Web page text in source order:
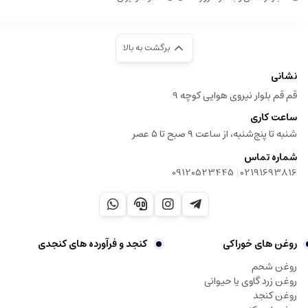
مزایای خرید از بازرگانی پرهیزکار:
کیفیت ثابت و خلوص تضمینی
بسته‌بندی مناسب حمل‌ونقل عمده
ارسال سریع به سراسر کشور
مشاوره و پشتیبانی ویژه خریداران عمده
عسل گون اعلا انتخابی ایده‌آل برای مراکزی است که به کیفیت، اصالت و اثرگذاری
محصولات طبیعی اهمیت ویژه می‌دهند.
برای ثبت سفارش عمده یا دریافت اطلاعات بیشتر با کارشناسان فروش بازرگانی
برگشت به بالا
نشانی
قم قم بلوار نیروی هوایی کوچه 9
ساعت کاری
شنبه تا پنج‌شنبه، از ساعت ۹ صبح تا ۵ عصر
شماره تماس
02191693816
|
09120523445
روغن های خوراکی
روغن شحم
روغن زرد گاوی یا حیوانی
روغن کنجد
کنجد و فرآورده های کنجدی